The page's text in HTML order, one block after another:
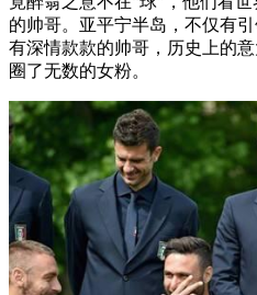
的帅哥。亚平宁半岛，不仅有
有深情款款的帅哥，历史上的
圈了无数的女粉。